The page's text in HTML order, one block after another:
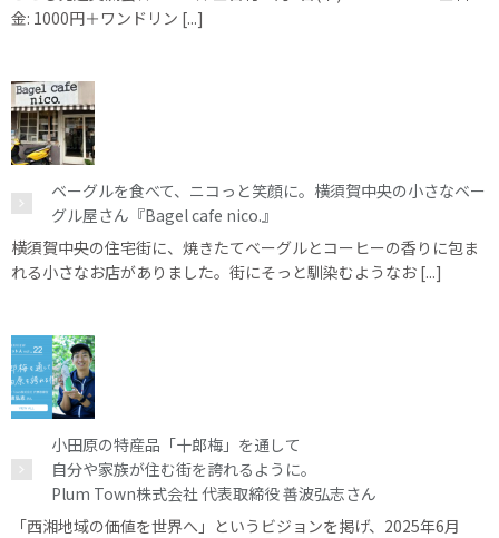
金: 1000円＋ワンドリン [...]
ベーグルを食べて、ニコっと笑顔に。横須賀中央の小さなベー
グル屋さん『Bagel cafe nico.』
横須賀中央の住宅街に、焼きたてベーグルとコーヒーの香りに包ま
れる小さなお店がありました。街にそっと馴染むようなお [...]
小田原の特産品「十郎梅」を通して
自分や家族が住む街を誇れるように。
Plum Town株式会社 代表取締役 善波弘志さん
「西湘地域の価値を世界へ」というビジョンを掲げ、2025年6月